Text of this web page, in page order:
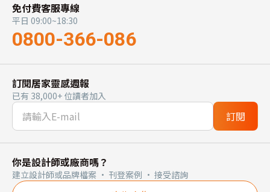
免付費客服專線
平日 09:00~18:30
0800-366-086
訂閱居家靈感週報
已有 38,000+ 位讀者加入
訂閱
你是設計師或廠商嗎？
建立設計師或品牌檔案 · 刊登案例 · 接受諮詢